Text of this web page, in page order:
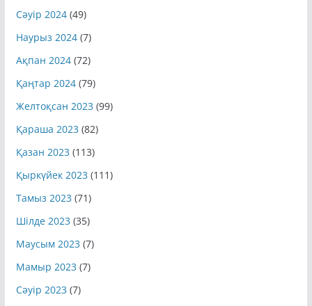
Сәуір 2024(49)
Наурыз 2024(7)
Ақпан 2024(72)
Қаңтар 2024(79)
Желтоқсан 2023 (99)
Қараша 2023 (82)
Қазан 2023 (113)
Қыркүйек 2023 (111)
Тамыз 2023 (71)
Шілде 2023 (35)
Маусым 2023 (7)
Мамыр 2023 (7)
Сәуір 2023 (7)